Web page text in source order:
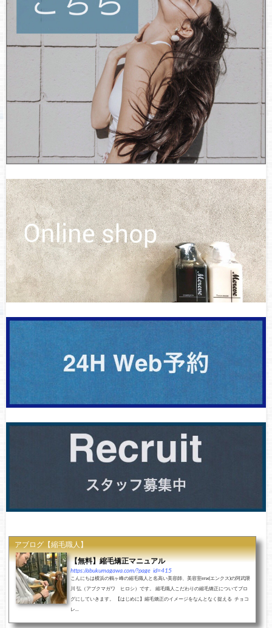
アブログ【縮毛職人】
【無料】縮毛矯正マニュアル
https://abukumagawa.com/?page_id=415
こんにちは横浜の鶴ヶ峰の縮毛職人と名高い美容師、美容室enx(エンクス)の阿武隈
川 弘（アブクマガワ ヒロシ）です。 縮毛職人こだわりの縮毛矯正についてブロ
グにしていきます。 【はじめに】縮毛矯正のイメージをなんとなく捉える チョコ
レ...